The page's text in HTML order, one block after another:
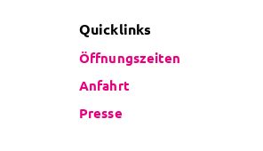
Quicklinks
Öffnungszeiten
Anfahrt
Presse